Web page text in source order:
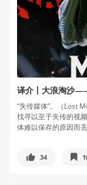
译介丨大浪淘沙
“失传媒体”。（Lost
找寻以至于失传的视
体难以保存的原因而
34